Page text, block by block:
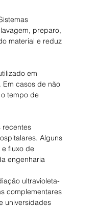
preparo,
material e reduz
em
casos de não
tempo de
recentes
Alguns
fluxo de
engenharia
ultravioleta-
complementares
universidades